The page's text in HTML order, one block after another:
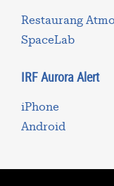
Restaurang
SpaceLab
IRF Aurora Alert
iPhone
Android